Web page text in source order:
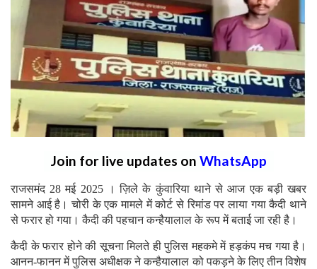
Join for live updates on WhatsApp
राजसमंद 28 मई 2025 । ज़िले के कुंवारिया थाने से आज एक बड़ी खबर
सामने आई है। चोरी के एक मामले में कोर्ट से रिमांड पर लाया गया कैदी थाने
से फरार हो गया। कैदी की पहचान कन्हैयालाल के रूप में बताई जा रही है।
कैदी के फरार होने की सूचना मिलते ही पुलिस महकमे में हड़कंप मच गया है।
आनन-फानन में पुलिस अधीक्षक ने कन्हैयालाल को पकड़ने के लिए तीन विशेष